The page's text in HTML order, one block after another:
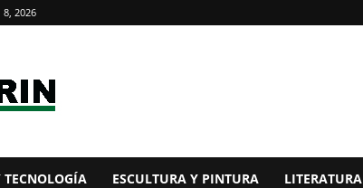
2026
ESCULTURA Y PINTURA LITERATURA